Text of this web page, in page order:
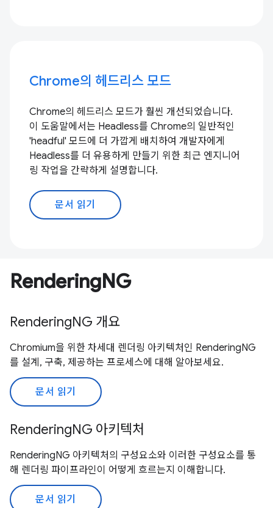
Chrome의 헤드리스 모드
Chrome의 헤드리스 모드가 훨씬 개선되었습니다.
이 도움말에서는 Headless를 Chrome의 일반적인
'headful' 모드에 더 가깝게 배치하여 개발자에게
Headless를 더 유용하게 만들기 위한 최근 엔지니어
링 작업을 간략하게 설명합니다.
문서 읽기
RenderingNG
RenderingNG 개요
Chromium을 위한 차세대 렌더링 아키텍처인 RenderingNG
를 설계, 구축, 제공하는 프로세스에 대해 알아보세요.
문서 읽기
RenderingNG 아키텍처
RenderingNG 아키텍처의 구성요소와 이러한 구성요소를 통
해 렌더링 파이프라인이 어떻게 흐르는지 이해합니다.
문서 읽기